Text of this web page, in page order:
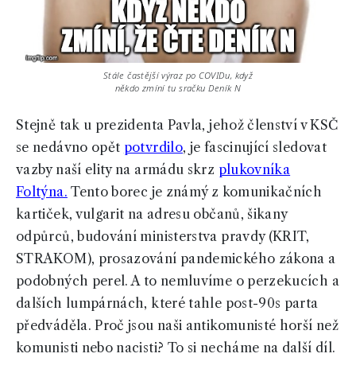
Stále častější výraz po COVIDu, když
někdo zmíní tu sračku Deník N
Stejně tak u prezidenta Pavla, jehož členství v KSČ
se nedávno opět potvrdilo, je fascinující sledovat
vazby naší elity na armádu skrz plukovníka
Foltýna. Tento borec je známý z komunikačních
kartiček, vulgarit na adresu občanů, šikany
odpůrců, budování ministerstva pravdy (KRIT,
STRAKOM), prosazování pandemického zákona a
podobných perel. A to nemluvíme o perzekucích a
dalších lumpárnách, které tahle post-90s parta
předváděla. Proč jsou naši antikomunisté horší než
komunisti nebo nacisti? To si necháme na další díl.